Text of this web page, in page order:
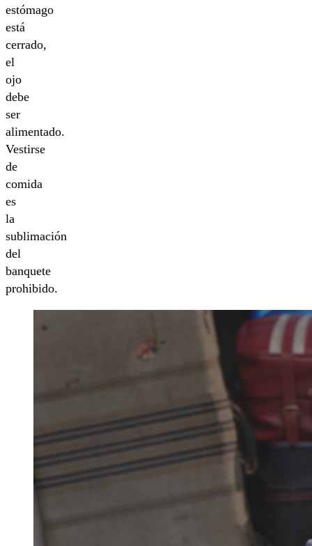
estómago
está
cerrado,
el
ojo
debe
ser
alimentado.
Vestirse
de
comida
es
la
sublimación
del
banquete
prohibido.